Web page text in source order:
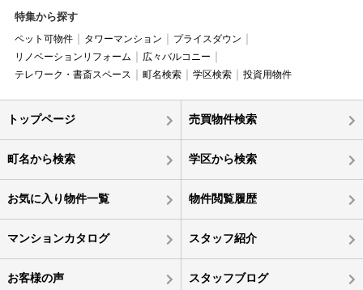
特集から探す
ペット可物件 タワーマンション
プライスダウン
リノベーションリフォーム
広々バルコニー
テレワーク・書斎スペース
町名検索 学区検索 投資用物件
トップページ 売買物件検索
町名から検索 学区から検索
お気に入り物件一覧 物件閲覧履歴
マンションカタログ スタッフ紹介
お客様の声 スタッフブログ